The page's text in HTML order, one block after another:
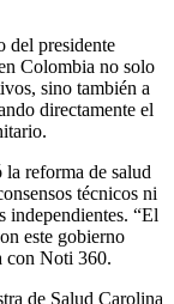
del presidente
Colombia no solo
sino también a
directamente el
reforma de salud
técnicos ni
independientes. “El
este gobierno
con Noti 360.
de Salud Carolina